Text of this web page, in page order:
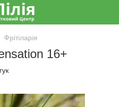
Фрітіларія
16+